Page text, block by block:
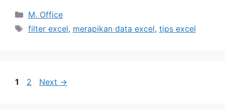
Categories
M. Office
Tags
filter excel, merapikan data excel, tips excel
Page
1 Page
2 Next →